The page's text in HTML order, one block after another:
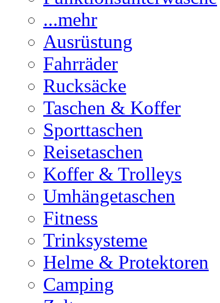
...mehr
Ausrüstung
Fahrräder
Rucksäcke
Taschen & Koffer
Sporttaschen
Reisetaschen
Koffer & Trolleys
Umhängetaschen
Fitness
Trinksysteme
Helme & Protektoren
Camping